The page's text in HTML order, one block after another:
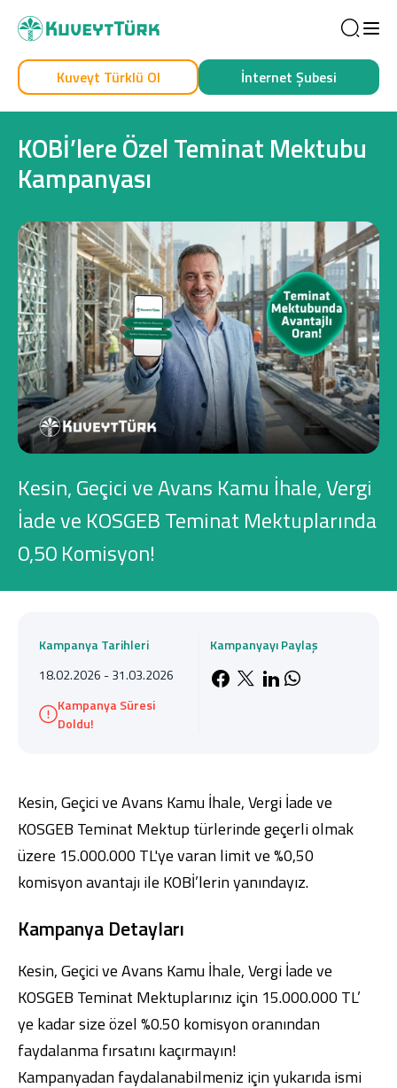
Kendim İçin
Dijital Bankacılık Hakkımızda Finans Portalı
Yatırımcı İlişkileri
Şube ve ATM’ler
İletişim
Ürün ve Hizmet Ücretleri
İşim İçin
Şube ve ATM’ler
İletişim
Sağlam Kart
Araç Finansmanı
Konut Finansmanı
Yatırım Fonları
Leasing
Yatırım
Kuveyt Türklü Ol İnternet Şubesi
KOBİ’lere Özel Teminat Mektubu
Kampanyası
Kesin, Geçici ve Avans Kamu İhale, Vergi
İade ve KOSGEB Teminat Mektuplarında
0,50 Komisyon!
Kampanya Tarihleri
18.02.2026 - 31.03.2026
Kampanya Süresi
Doldu!
Kampanyayı Paylaş
Facebook'da
X'de paylaş
LinkedIn'de
Kesin, Geçici ve Avans Kamu İhale, Vergi İade ve
KOSGEB Teminat Mektup türlerinde geçerli olmak
üzere 15.000.000 TL'ye varan limit ve %0,50
komisyon avantajı ile KOBİ’lerin yanındayız.
Kampanya Detayları
Kesin, Geçici ve Avans Kamu İhale, Vergi İade ve
KOSGEB Teminat Mektuplarınız için 15.000.000 TL’
ye kadar size özel %0.50 komisyon oranından
faydalanma fırsatını kaçırmayın!
Kampanyadan faydalanabilmeniz için yukarıda ismi